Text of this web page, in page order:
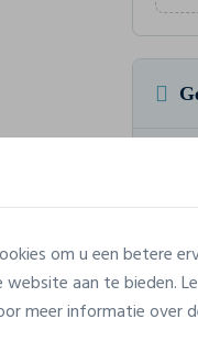
om u een betere
aan te bieden.
meer informatie over